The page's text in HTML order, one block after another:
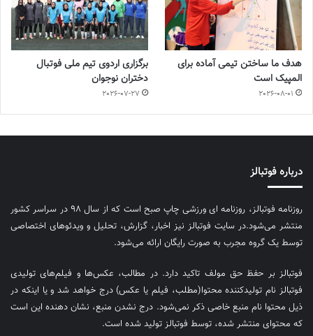
هدف ما ساختن تیمی آماده برای
المپیک است
2026-08-01
برگزاری اردوی تیم ملی فوتبال
دختران نوجوان
2026-07-27
درباره فوتبالز
روزنامه فوتبالز، روزنامه ای ورزشی چاپ صبح است که از سال ۹۸ در سراسر کشور
منتشر می‌شود.در سایت فوتبالز نیز اخبار، گزارش، تحلیل و ویدئوهای اختصاصی
توسط یک گروه مجرب به صورت رایگان ارائه می‌شود.
فوتبالز بر حفظ حق مولف تاکید دارد. در مطالب، عکس‌ها و فیلم‌های تولیدی
فوتبالز نام تولیدکننده محتوا(مطلب، فیلم یا عکس) درج خواهد شد و یا اینکه در
ذیل محتوا نام منبع خاصی ذکر نمی‌‎شود. درج نشدن منبع، نشان دهنده این است
که محتوای منتشر شده، توسط فوتبالز تولید شده است.